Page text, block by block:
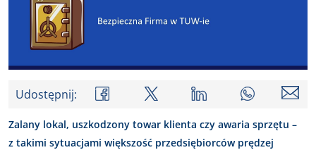
Udostępnij:
Zalany lokal, uszkodzony towar klienta czy awaria sprzętu –
z takimi sytuacjami większość przedsiębiorców prędzej